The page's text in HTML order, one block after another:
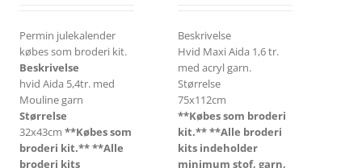
Permin julekalender
købes som broderi kit.
Beskrivelse
hvid Aida 5,4tr. med
Mouline garn
Størrelse
32x43cm **Købes som
broderi kit.****Alle
broderi kits
Beskrivelse
Hvid Maxi Aida 1,6 tr.
med acryl garn.
Størrelse
75x112cm
**Købes som broderi
kit.****Alle broderi
kits indeholder
minimum stof, garn,